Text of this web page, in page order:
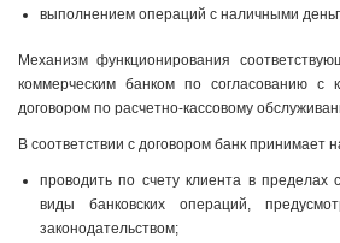
выполнением операций с наличными
Механизм функционирования
коммерческим банком по согласованию с
договором по расчетно-кассовому
В соответствии с договором банк принимает
проводить по счету клиента в пределах
виды банковских операций,
законодательством;